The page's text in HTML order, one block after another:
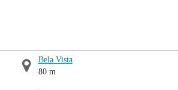
Bela Vista
80 m